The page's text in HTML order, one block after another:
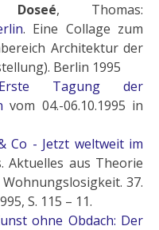
Doseé, Thomas:
. Eine Collage zum
Architektur der
Berlin 1995
Erste Tagung der
vom 04.-06.10.1995 in
Co - Jetzt weltweit im
Aktuelles aus Theorie
37.
S. 115 – 11.
ohne Obdach: Der